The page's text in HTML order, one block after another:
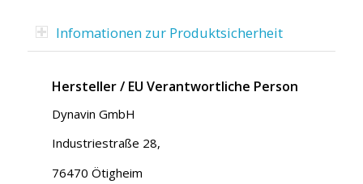
Infomationen zur Produktsicherheit
Hersteller / EU Verantwortliche Person
Dynavin GmbH
Industriestraße 28,
76470 Ötigheim